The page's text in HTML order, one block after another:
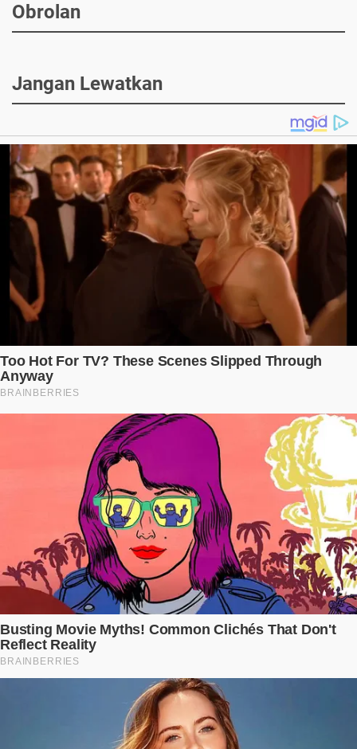
Obrolan
Jangan Lewatkan